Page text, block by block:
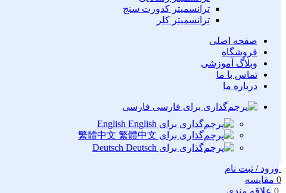
ترانسمیتر کدورت سنج
ترانسمیتر کلر
صفحه اصلی
فروشگاه
وبلاگ آموزشی
تماس با ما
درباره ما
فارسی
English
繁體中文
Deutsch
ورود / ثبت نام
0 مقایسه